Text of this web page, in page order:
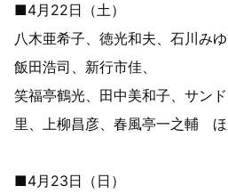
■4月22日（土）
八木亜希子、徳光和夫、石川み
飯田浩司、新行市佳、
笑福亭鶴光、田中美和子、サン
里、上柳昌彦、春風亭一之輔
■4月23日（日）